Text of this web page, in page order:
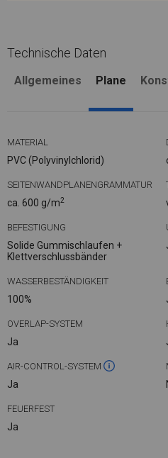
Technische Daten
Allgemeines Plane
MATERIAL
PVC (Polyvinylchlorid)
SEITENWANDPLANENGRAMMATUR
ca. 600 g/m2
BEFESTIGUNG
Solide Gummischlaufen +
Klettverschlussbänder
WASSERBESTÄNDIGKEIT
100%
OVERLAP-SYSTEM
Ja
AIR-CONTROL-SYSTEM
Ja
FEUERFEST
Ja